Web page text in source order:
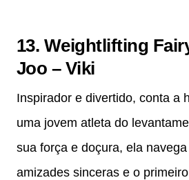
13. Weightlifting
Joo – Viki
Inspirador e divertido, conta a
uma jovem atleta do
sua força e doçura, ela
amizades sinceras e o